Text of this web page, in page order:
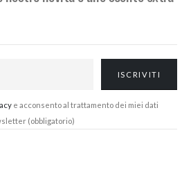
e acconsento al trattamento dei miei dati
(obbligatorio)